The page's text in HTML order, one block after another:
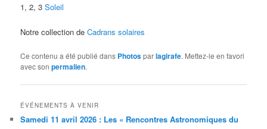
1, 2, 3Soleil
Notre collection deCadrans solaires
Ce contenu a été publié dans Photosparlagirafe. Mettez-le en favori
avec sonpermalien.
ÉVÉNEMENTS À VENIR
Samedi 11 avril 2026 : Les « Rencontres Astronomiques du